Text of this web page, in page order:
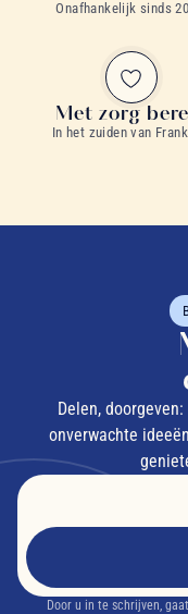
Onafhankelijk sinds
Met zorg
In het zuiden van
Delen,
onverwachte
Door u in te schrijven,